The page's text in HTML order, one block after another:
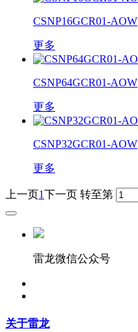
CSNP16GCR01-AOW
更多
CSNP64GCR01-AOW
更多
CSNP32GCR01-AOW
更多
上一页1下一页 转至第
雷龙微信公众号
关于雷龙